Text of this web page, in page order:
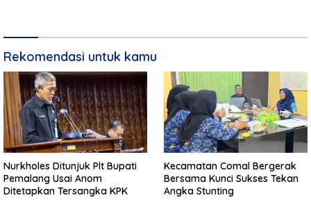
Rekomendasi untuk kamu
Nurkholes Ditunjuk Plt Bupati
Pemalang Usai Anom
Ditetapkan Tersangka KPK
Kecamatan Comal Bergerak
Bersama Kunci Sukses Tekan
Angka Stunting